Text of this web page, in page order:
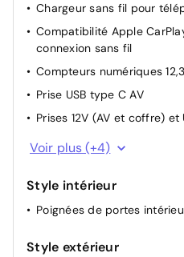
Dossier AR rabattable 40/
commande depuis le
Poches aumonières au dos
Eclairage d'ambiance
Sièges AV chauffants
électriquement avec
Pare-brise et vitres AV
Transmission à commande
Chargeur sans fil pour
Compatibilité Apple
connexion sans fil
Compteurs numériques
Prise USB type C AV
Prises 12V (AV et coffre) et
Réception radio numérique
Système de navigation
mise à jour de la
avec reconnaissance
Voir plus (+4)
Style intérieur
Poignées de portes
Style extérieur